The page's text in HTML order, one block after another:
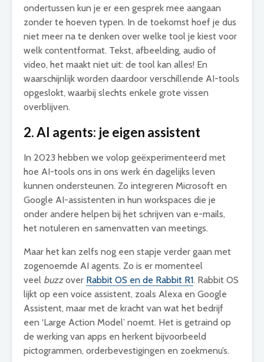
ondertussen kun je er een gesprek mee aangaan
zonder te hoeven typen. In de toekomst hoef je dus
niet meer na te denken over welke tool je kiest voor
welk contentformat. Tekst, afbeelding, audio of
video, het maakt niet uit: de tool kan alles! En
waarschijnlijk worden daardoor verschillende AI-tools
opgeslokt, waarbij slechts enkele grote vissen
overblijven.
2. AI agents: je eigen assistent
In 2023 hebben we volop geëxperimenteerd met
hoe AI-tools ons in ons werk én dagelijks leven
kunnen ondersteunen. Zo integreren Microsoft en
Google AI-assistenten in hun workspaces die je
onder andere helpen bij het schrijven van e-mails,
het notuleren en samenvatten van meetings.
Maar het kan zelfs nog een stapje verder gaan met
zogenoemde AI agents. Zo is er momenteel
veel buzzover Rabbit OS en de Rabbit R1. Rabbit OS
lijkt op een voice assistent, zoals Alexa en Google
Assistent, maar met de kracht van wat het bedrijf
een ‘Large Action Model’ noemt. Het is getraind op
de werking van apps en herkent bijvoorbeeld
pictogrammen, orderbevestigingen en zoekmenu’s.